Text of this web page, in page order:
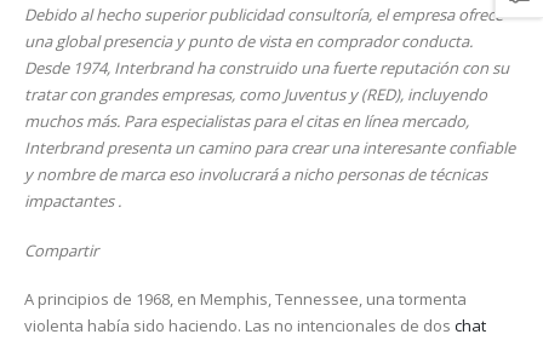
Debido al hecho superior publicidad consultoría, el empresa ofrece
una global presencia y punto de vista en comprador conducta.
Desde 1974, Interbrand ha construido una fuerte reputación con su
tratar con grandes empresas, como Juventus y (RED), incluyendo
muchos más. Para especialistas para el citas en línea mercado,
Interbrand presenta un camino para crear una interesante confiable
y nombre de marca eso involucrará a nicho personas de técnicas
impactantes .
Compartir
A principios de 1968, en Memphis, Tennessee, una tormenta
violenta había sido haciendo. Las no intencionales de dos chat